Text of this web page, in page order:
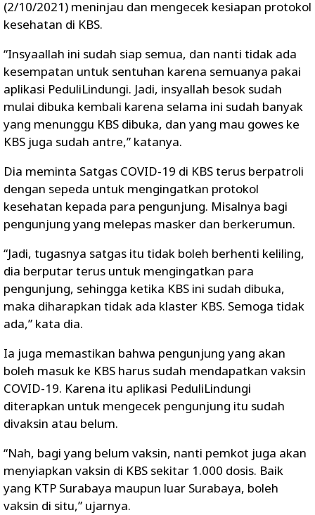
(2/10/2021) meninjau dan mengecek kesiapan protokol
kesehatan di KBS.
“Insyaallah ini sudah siap semua, dan nanti tidak ada
kesempatan untuk sentuhan karena semuanya pakai
aplikasi PeduliLindungi. Jadi, insyallah besok sudah
mulai dibuka kembali karena selama ini sudah banyak
yang menunggu KBS dibuka, dan yang mau gowes ke
KBS juga sudah antre,” katanya.
Dia meminta Satgas COVID-19 di KBS terus berpatroli
dengan sepeda untuk mengingatkan protokol
kesehatan kepada para pengunjung. Misalnya bagi
pengunjung yang melepas masker dan berkerumun.
“Jadi, tugasnya satgas itu tidak boleh berhenti keliling,
dia berputar terus untuk mengingatkan para
pengunjung, sehingga ketika KBS ini sudah dibuka,
maka diharapkan tidak ada klaster KBS. Semoga tidak
ada,” kata dia.
Ia juga memastikan bahwa pengunjung yang akan
boleh masuk ke KBS harus sudah mendapatkan vaksin
COVID-19. Karena itu aplikasi PeduliLindungi
diterapkan untuk mengecek pengunjung itu sudah
divaksin atau belum.
“Nah, bagi yang belum vaksin, nanti pemkot juga akan
menyiapkan vaksin di KBS sekitar 1.000 dosis. Baik
yang KTP Surabaya maupun luar Surabaya, boleh
vaksin di situ,” ujarnya.